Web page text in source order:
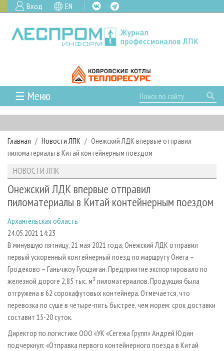
Вход EN
☰ Меню
ГЛАВНАЯ
РУБРИКИ И ТЕМЫ
РУБРИКИ ЖУРНАЛА
ЛЕСОЗАГОТОВКА
ЛЕСОПИЛЕНИЕ
СУШКА ДРЕВЕСИНЫ
ПРОИЗВОДСТВО ДРЕВЕСНЫХ ПЛИТ
ДЕРЕВЯННОЕ ДОМОСТРОЕНИЕ
ПРОИЗВОДСТВО МЕБЕЛИ
БИОЭНЕРГЕТИКА
ЦБП
ИНСТРУМЕНТ И МАТЕРИАЛЫ
НОВОСТИ
НОВОСТИ ЛПК
НОВОСТИ ЖУРНАЛА
ПРОЕКТЫ ЛПИ
АНАЛИТИКА
ПРЕДПРИЯТИЯ ЛПК
ПЕРСОНЫ
МОБИЛЬНЫЕ ВЫСТАВКИ
ОФИЦИАЛЬНЫЕ ДЕЛЕГАЦИИ
ПРИОРИТЕТНЫЕ ИНВЕСТПРОЕКТЫ
RUSSIAN FORESTRY REVIEW
ГАЗЕТА ЛЕСПРОМФОРУМ
БИБЛИОТЕКА СПЕЦИАЛИСТА
АРХИВ ЖУРНАЛОВ
О ЖУРНАЛЕ
ПОДПИСКА
КОНТАКТЫ
РЕКЛАМОДАТЕЛЯМ
РЕКЛАМА
РЕКЛАМА НА САЙТЕ
Главная Новости ЛПК
Онежский ЛДК впервые отправил
пиломатериалы в Китай контейнерным поездом
НОВОСТИ ЛПК
Онежский ЛДК впервые отправил
пиломатериалы в Китай контейнерным поездом
Архангельская область
24.05.2021 14:23
В минувшую пятницу, 21 мая 2021 года, Онежский ЛДК отправил
первый ускоренный контейнерный поезд по маршруту Онега –
Гродеково – Ганьчжоу Гуоцзиган. Предприятие экспортировало по
железной дороге 2,85 тыс. м³ пиломатериалов. Продукция была
отгружена в 62 сорокафутовых контейнера. Отмечается, что
перевозка по суше в четыре-пять быстрее, чем морем: срок доставки
составит 15-20 суток.
Директор по логистике ООО «УК «Сегежа Групп» Андрей Юдин
подчеркнул: «Отправка первого контейнерного поезда в Китай